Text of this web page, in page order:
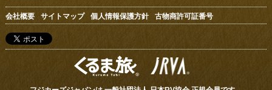
会社概要 サイトマップ 個人情報保護方針 古物商許可証番号